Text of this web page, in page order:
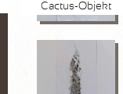
Cactus-Objekt